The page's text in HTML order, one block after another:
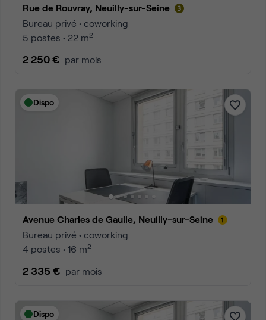
Rue de Rouvray, Neuilly-sur-Seine
Bureau privé • coworking
5 postes • 22 m2
2 250 € par mois
Dispo
Avenue Charles de Gaulle, Neuilly-sur-Seine
Bureau privé • coworking
4 postes • 16 m2
2 335 € par mois
Dispo